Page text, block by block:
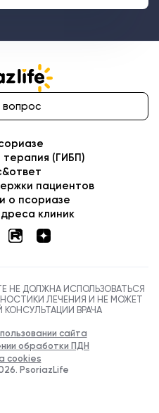
вопрос
терапия (ГИБП)
пациентов
о псориазе
клиник
НЕ ДОЛЖНА ИСПОЛЬЗОВАТЬСЯ
ЛЕЧЕНИЯ И НЕ МОЖЕТ
ВРАЧА
. PsoriazLife
сайта
обработки ПДН
cookies